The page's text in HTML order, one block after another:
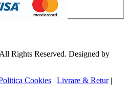
Rights Reserved. Designed by
Cookies Livrare & Retur|